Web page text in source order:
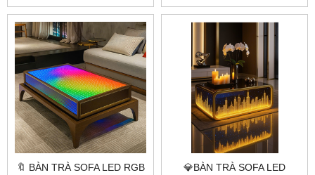
CÔNG NGHỆ TƯƠNG LAI
ÁP CHO PHÒNG KHÁCH
🔖 BÀN TRÀ SOFA LED RGB
💎BÀN TRÀ SOFA LED